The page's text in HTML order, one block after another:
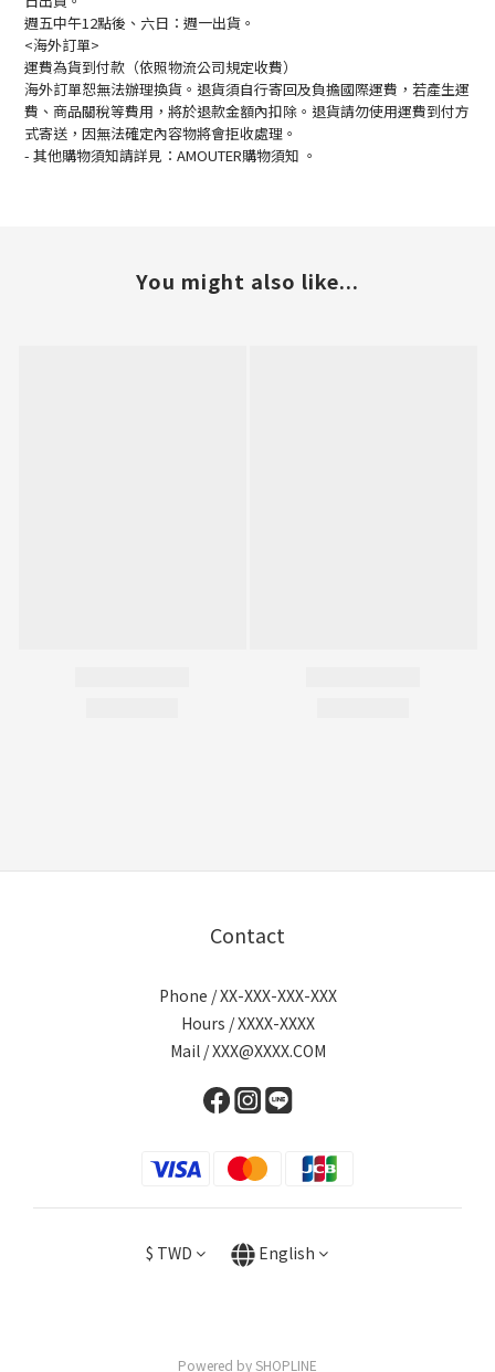
週五中午12點後、六日：週一出貨。
<海外訂單>
運費為貨到付款（依照物流公司規定收費）
海外訂單恕無法辦理換貨。退貨須自行寄回及負擔國際運費，若產生運
費、商品關稅等費用，將於退款金額內扣除。退貨請勿使用運費到付方
式寄送，因無法確定內容物將會拒收處理。
- 其他購物須知請詳見： AMOUTER購物須知 。
You might also like...
Contact
Phone / XX-XXX-XXX-XXX
Hours / XXXX-XXXX
Mail / XXX@XXXX.COM
$ TWD English
Powered by SHOPLINE